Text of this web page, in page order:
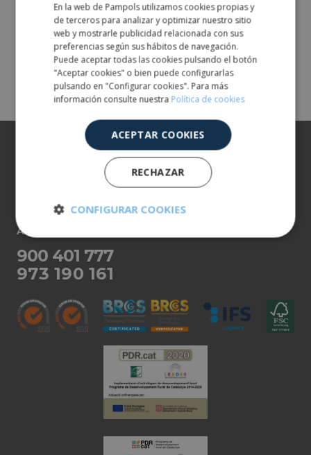
Per productors de productes hortofructícoles en el
procés de recol·lecció.
Share
Sobre nosaltres
Els nostres productes
ATENCIÓ AL CLIENT
900 401 777
973 190 161
SPANISH
ENGLISH
En la web de Pampols utilizamos cookies propias y
de terceros para analizar y optimizar nuestro sitio
web y mostrarle publicidad relacionada con sus
preferencias según sus hábitos de navegación.
Puede aceptar todas las cookies pulsando el botón
"Aceptar cookies" o bien puede configurarlas
pulsando en "Configurar cookies". Para más
información consulte nuestra Política de cookies
ACEPTAR COOKIES
RECHAZAR
CONFIGURAR COOKIES
Cookies
estrictamente
necesarias
Cookies de
Cookies de
preferencias
Cookies de
funcionalidad
Cookies no clasificadas